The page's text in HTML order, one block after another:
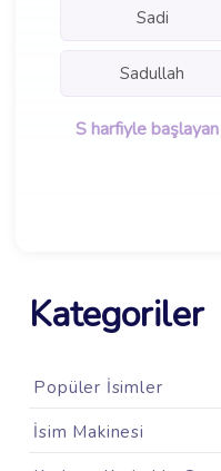
Sadi
Sadullah
S harfiyle
Kategoriler
Popüler İsimler
İsim Makinesi